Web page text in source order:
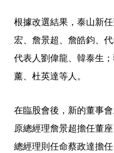
根據改選結果，泰山新
宏、詹景超、詹皓鈞、
代表人劉偉龍、韓泰生
薰、杜英達等人。
在臨股會後，新的董事
原總經理詹景超擔任董
總經理則任命蔡政達擔